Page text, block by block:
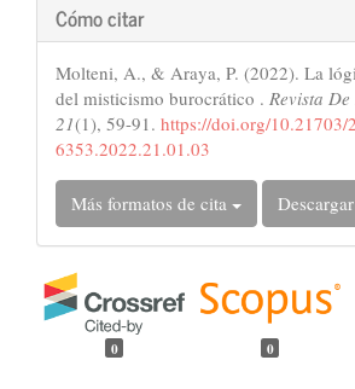
Cómo citar
Molteni, A., & Araya, P. (2022). La
del misticismo burocrático . Revista
21(1), 59-91. https://doi.org/10.21703/
6353.2022.21.01.03
Más formatos de cita
0 0